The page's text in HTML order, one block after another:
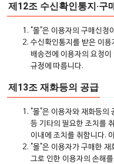
제12조 수신확인통지·구
"몰"은 이용자의 구매신청
수신확인통지를 받은 이
배송전에 이용자의 요청
규정에 따릅니다.
제13조 재화등의 공급
"몰"은 이용자와 재화등
등 기타의 필요한 조치를
이내에 조치를 취합니다.
"몰"은 이용자가 구매한
그로 인한 이용자의 손해